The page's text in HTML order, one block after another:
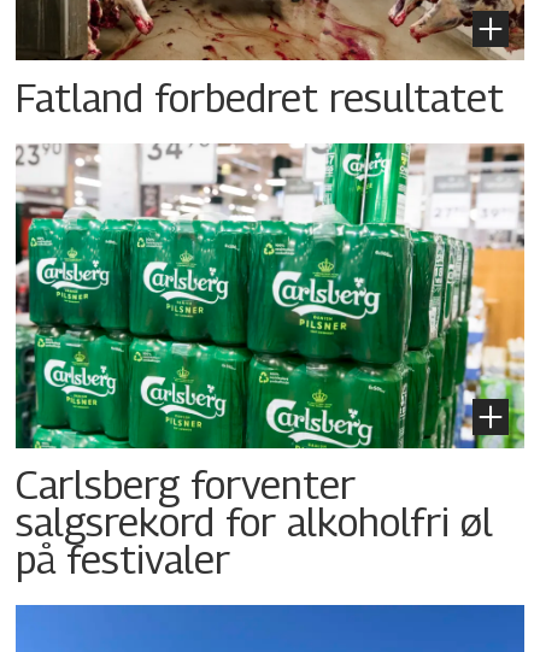
Fatland forbedret resultatet
Carlsberg forventer
salgsrekord for alkoholfri øl
på festivaler